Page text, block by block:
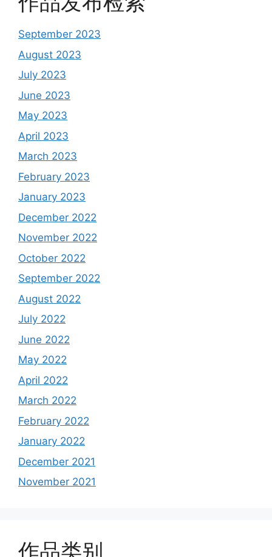
September 2023
August 2023
July 2023
June 2023
May 2023
April 2023
March 2023
February 2023
January 2023
December 2022
November 2022
October 2022
September 2022
August 2022
July 2022
June 2022
May 2022
April 2022
March 2022
February 2022
January 2022
December 2021
November 2021
作品类别